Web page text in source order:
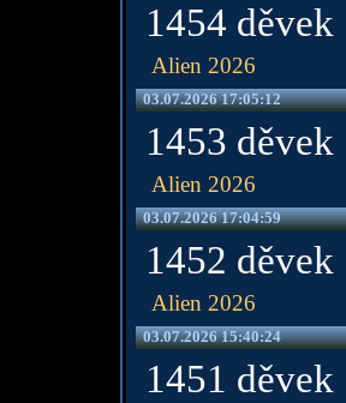
1454 děvek
Alien 2026
03.07.2026 17:05:12
1453 děvek
Alien 2026
03.07.2026 17:04:59
1452 děvek
Alien 2026
03.07.2026 15:40:24
1451 děvek